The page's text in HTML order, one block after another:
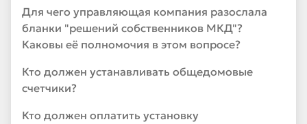
Для чего управляющая компания разослала
бланки "решений собственников МКД"?
Каковы её полномочия в этом вопросе?
Кто должен устанавливать общедомовые
счетчики?
Кто должен оплатить установку